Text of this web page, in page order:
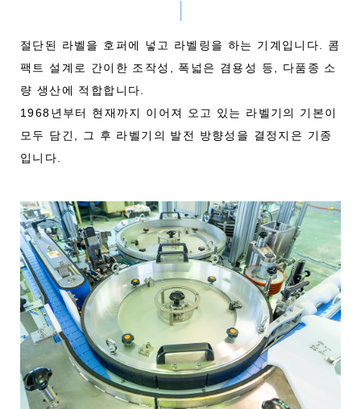
절단된 라벨을 호퍼에 넣고 라벨링을 하는 기계입니다. 콤
팩트 설계로 간이한 조작성, 폭넓은 겸용성 등, 다품종 소
량 생산에 적합합니다.
1968년부터 현재까지 이어져 오고 있는 라벨기의 기본이
모두 담긴, 그 후 라벨기의 발전 방향성을 결정지은 기종
입니다.